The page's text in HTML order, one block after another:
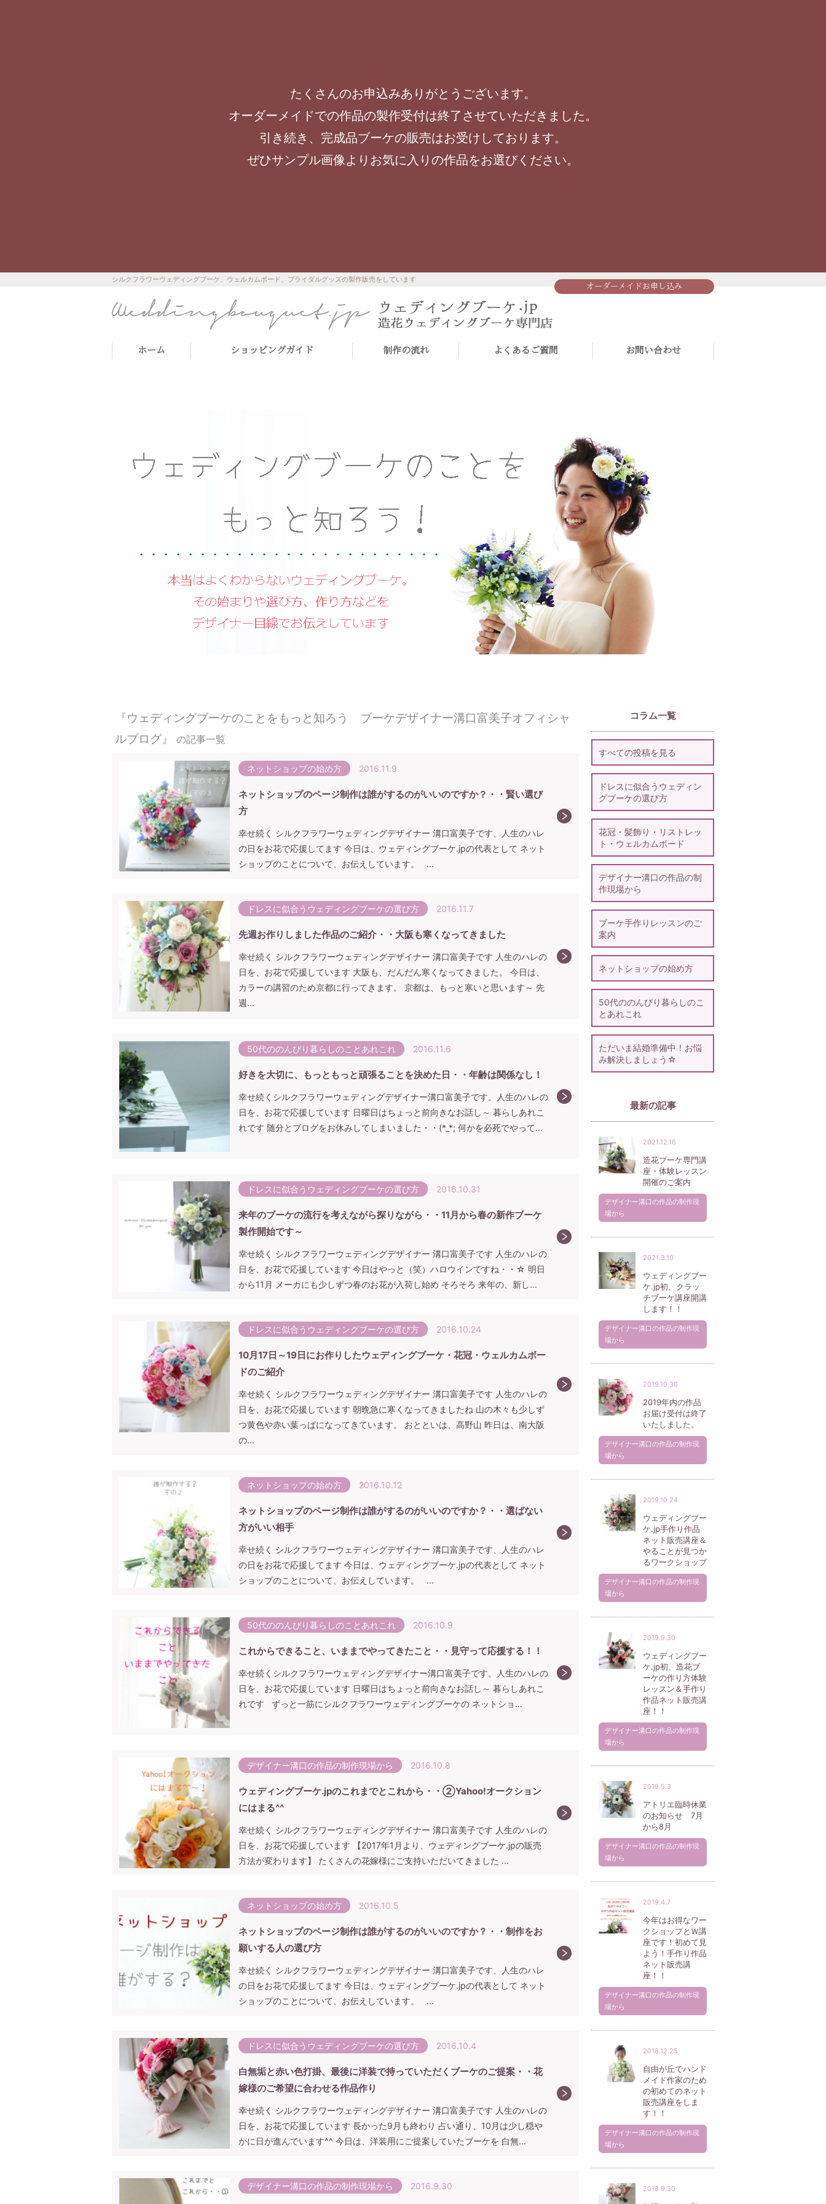
たくさんのお申込みありがとうございます。
オーダーメイドでの作品の製作受付は終了させていただきました。
引き続き、完成品ブーケの販売はお受けしております。
ぜひサンプル画像よりお気に入りの作品をお選びください。
シルクフラワーウェディングブーケ、ウェルカムボード、ブライダルグッズの製作販売をしています
ホーム ショッピングガイド 制作の流れ よくあるご質問 お問い合わせ
オーダーメイドお申し込み
『ウェディングブーケのことをもっと知ろう ブーケデザイナー溝口富美子オフィシャ
ルブログ』
の記事一覧
ネットショップの始め方 2016.11.9
ネットショップのページ制作は誰がするのがいいのですか？・・賢い選び
方
幸せ続く シルクフラワーウェディングデザイナー 溝口富美子です、人生のハレ
の日をお花で応援してます 今日は、ウェディングブーケ.jpの代表として ネット
ショップのことについて、お伝えしています。 ...
ドレスに似合うウェディングブーケの選び方 2016.11.7
先週お作りしました作品のご紹介・・大阪も寒くなってきました
幸せ続く シルクフラワーウェディングデザイナー 溝口富美子です 人生のハレの
日を、お花で応援しています 大阪も、だんだん寒くなってきました。 今日は、
カラーの講習のため京都に行ってきます。 京都は、もっと寒いと思います～ 先
週...
50代ののんびり暮らしのことあれこれ 2016.11.6
好きを大切に、もっともっと頑張ることを決めた日・・年齢は関係なし！
幸せ続くシルクフラワーウェディングデザイナー溝口富美子です。人生のハレの
日を、お花で応援しています 日曜日はちょっと前向きなお話し～ 暮らしあれこ
れです 随分とブログをお休みしてしまいました・・(*_*; 何かを必死でやって...
ドレスに似合うウェディングブーケの選び方 2016.10.31
来年のブーケの流行を考えながら探りながら・・11月から春の新作ブーケ
製作開始です～
幸せ続く シルクフラワーウェディングデザイナー 溝口富美子です 人生のハレの
日を、お花で応援しています 今日はやっと（笑）ハロウインですね・・☆ 明日
から11月 メーカにも少しずつ春のお花が入荷し始め そろそろ 来年の、新し...
ドレスに似合うウェディングブーケの選び方 2016.10.24
10月17日～19日にお作りしたウェディングブーケ・花冠・ウェルカムボー
ドのご紹介
幸せ続く シルクフラワーウェディングデザイナー 溝口富美子です 人生のハレの
日を、お花で応援しています 朝晩急に寒くなってきましたね 山の木々も少しず
つ黄色や赤い葉っぱになってきています。 おとといは、高野山 昨日は、南大阪
の...
ネットショップの始め方 2016.10.12
ネットショップのページ制作は誰がするのがいいのですか？・・選ばない
方がいい相手
幸せ続く シルクフラワーウェディングデザイナー 溝口富美子です、人生のハレ
の日をお花で応援してます 今日は、ウェディングブーケ.jpの代表として ネット
ショップのことについて、お伝えしています。 ...
50代ののんびり暮らしのことあれこれ 2016.10.9
これからできること、いままでやってきたこと・・見守って応援する！！
幸せ続くシルクフラワーウェディングデザイナー溝口富美子です。人生のハレの
日を、お花で応援しています 日曜日はちょっと前向きなお話し～ 暮らしあれこ
れです ずっと一筋にシルクフラワーウェディングブーケの ネットショ...
デザイナー溝口の作品の制作現場から 2016.10.8
ウェディングブーケ.jpのこれまでとこれから・・②Yahoo!オークション
にはまる^^
幸せ続く シルクフラワーウェディングデザイナー 溝口富美子です 人生のハレの
日を、お花で応援しています 【2017年1月より、ウェディングブーケ.jpの販売
方法が変わります】 たくさんの花嫁様にご支持いただいてきました ...
ネットショップの始め方 2016.10.5
ネットショップのページ制作は誰がするのがいいのですか？・・制作をお
願いする人の選び方
幸せ続く シルクフラワーウェディングデザイナー 溝口富美子です、人生のハレ
の日をお花で応援してます 今日は、ウェディングブーケ.jpの代表として ネット
ショップのことについて、お伝えしています。 ...
ドレスに似合うウェディングブーケの選び方 2016.10.4
白無垢と赤い色打掛、最後に洋装で持っていただくブーケのご提案・・花
嫁様のご希望に合わせる作品作り
幸せ続く シルクフラワーウェディングデザイナー 溝口富美子です 人生のハレの
日を、お花で応援しています 長かった9月も終わり 占い通り、10月は少し穏や
かに日が進んでいます^^ 今日は、洋装用にご提案していたブーケを 白無...
デザイナー溝口の作品の制作現場から 2016.9.30
コラム一覧
すべての投稿を見る
ドレスに似合うウェディン
グブーケの選び方
花冠・髪飾り・リストレッ
ト・ウェルカムボード
デザイナー溝口の作品の制
作現場から
ブーケ手作りレッスンのご
案内
ネットショップの始め方
50代ののんびり暮らしのこ
とあれこれ
ただいま結婚準備中！お悩
み解決しましょう☆
最新の記事
2021.12.16
造花ブーケ専門講
座・体験レッスン
開催のご案内
デザイナー溝口の作品の制作現
場から
2021.3.10
ウェディングブー
ケ.jp初、クラッ
チブーケ講座開講
します！！
デザイナー溝口の作品の制作現
場から
2019.10.30
2019年内の作品
お届け受付は終了
いたしました。
デザイナー溝口の作品の制作現
場から
2019.10.24
ウェディングブー
ケ.jp手作り作品
ネット販売講座＆
やることが見つか
るワークショップ
デザイナー溝口の作品の制作現
場から
2019.9.30
ウェディングブー
ケ.jp初、造花ブ
ーケの作り方体験
レッスン＆手作り
作品ネット販売講
座！！
デザイナー溝口の作品の制作現
場から
2019.5.3
アトリエ臨時休業
のお知らせ 7月
から8月
デザイナー溝口の作品の制作現
場から
2019.4.7
今年はお得なワー
クショップとＷ講
座です！初めて見
よう！手作り作品
ネット販売講
座！！
デザイナー溝口の作品の制作現
場から
2018.12.25
自由が丘でハンド
メイド作家のため
の初めてのネット
販売講座をしま
す！！
デザイナー溝口の作品の制作現
場から
2018.9.30